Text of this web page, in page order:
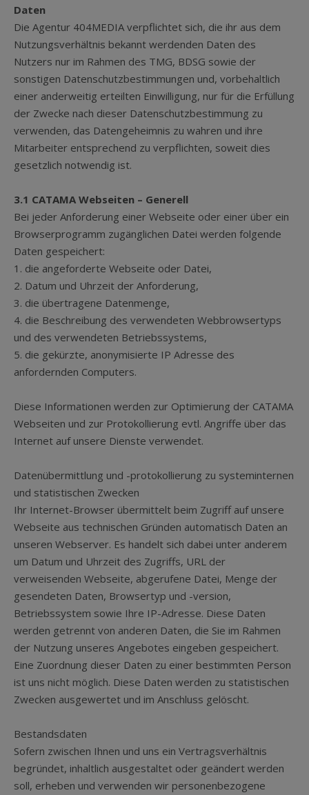
Daten
Die Agentur 404MEDIA verpflichtet sich, die ihr aus dem
Nutzungsverhältnis bekannt werdenden Daten des
Nutzers nur im Rahmen des TMG, BDSG sowie der
sonstigen Datenschutzbestimmungen und, vorbehaltlich
einer anderweitig erteilten Einwilligung, nur für die Erfüllung
der Zwecke nach dieser Datenschutzbestimmung zu
verwenden, das Datengeheimnis zu wahren und ihre
Mitarbeiter entsprechend zu verpflichten, soweit dies
gesetzlich notwendig ist.
3.1 CATAMA Webseiten – Generell
Bei jeder Anforderung einer Webseite oder einer über ein
Browserprogramm zugänglichen Datei werden folgende
Daten gespeichert:
1. die angeforderte Webseite oder Datei,
2. Datum und Uhrzeit der Anforderung,
3. die übertragene Datenmenge,
4. die Beschreibung des verwendeten Webbrowsertyps
und des verwendeten Betriebssystems,
5. die gekürzte, anonymisierte IP Adresse des
anfordernden Computers.
Diese Informationen werden zur Optimierung der CATAMA
Webseiten und zur Protokollierung evtl. Angriffe über das
Internet auf unsere Dienste verwendet.
Datenübermittlung und -protokollierung zu systeminternen
und statistischen Zwecken
Ihr Internet-Browser übermittelt beim Zugriff auf unsere
Webseite aus technischen Gründen automatisch Daten an
unseren Webserver. Es handelt sich dabei unter anderem
um Datum und Uhrzeit des Zugriffs, URL der
verweisenden Webseite, abgerufene Datei, Menge der
gesendeten Daten, Browsertyp und -version,
Betriebssystem sowie Ihre IP-Adresse. Diese Daten
werden getrennt von anderen Daten, die Sie im Rahmen
der Nutzung unseres Angebotes eingeben gespeichert.
Eine Zuordnung dieser Daten zu einer bestimmten Person
ist uns nicht möglich. Diese Daten werden zu statistischen
Zwecken ausgewertet und im Anschluss gelöscht.
Bestandsdaten
Sofern zwischen Ihnen und uns ein Vertragsverhältnis
begründet, inhaltlich ausgestaltet oder geändert werden
soll, erheben und verwenden wir personenbezogene